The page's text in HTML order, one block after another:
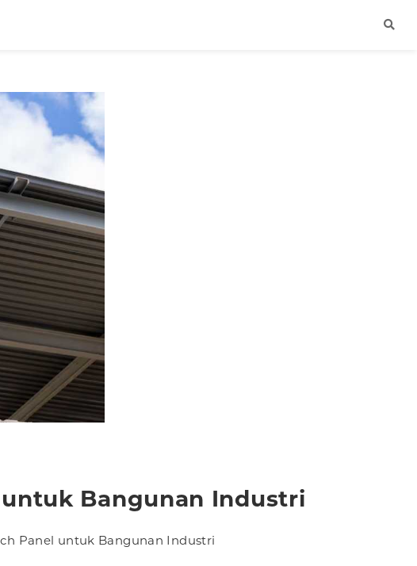
Bangunan Industri
Panel untuk Bangunan Industri